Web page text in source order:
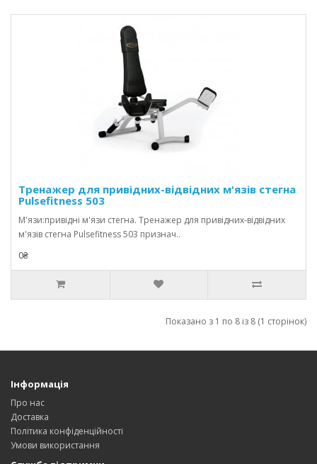
Тренажер для привідних-відвідних м'язів стегна
Pulsefitness 503
М'язи:привідні м'язи стегна. Тренажер для привідних-відвідних
м'язів стегна Pulsefitness 503 признач..
0₴
Показано з 1 по 8 із 8 (1 сторінок)
Інформація
Про нас
Доставка
Політика конфіденційності
Умови використання